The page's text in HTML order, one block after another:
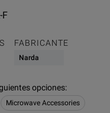
F
FABRICANTE
Narda
opciones:
Microwave Accessories